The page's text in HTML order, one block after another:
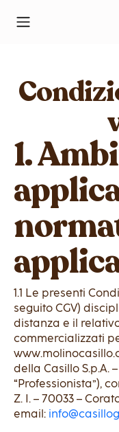
1.
1.1 Le presenti
seguito CGV)
distanza e il
commercializzati
della Casillo S.p.A.
“Professionista”),
Z. I. – 70033 –
email: